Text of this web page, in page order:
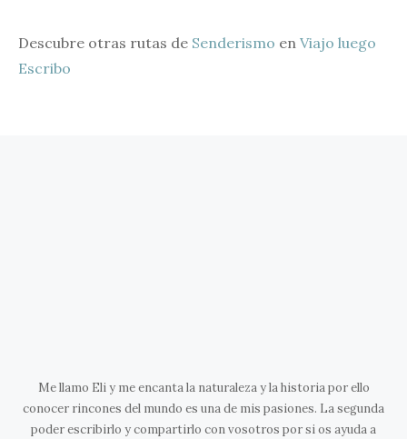
Descubre otras rutas de Senderismo en Viajo luego
Escribo
Me llamo Eli y me encanta la naturaleza y la historia por ello
conocer rincones del mundo es una de mis pasiones. La segunda
poder escribirlo y compartirlo con vosotros por si os ayuda a